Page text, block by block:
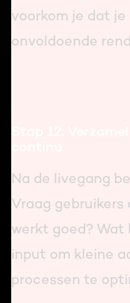
voorkom je dat
onvoldoende
Na de livegang
Vraag
werkt goed? Wat
input om kleine
processen te